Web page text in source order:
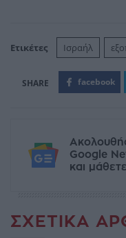
Ετικέτες Ισραήλ
facebook
Google
και
ΣΧΕΤΙΚΆ